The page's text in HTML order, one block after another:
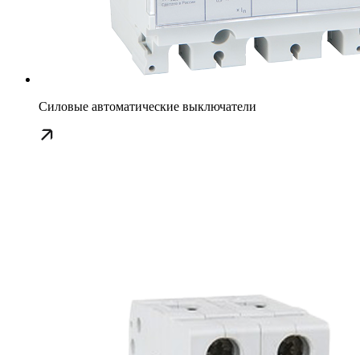
Силовые автоматические выключатели